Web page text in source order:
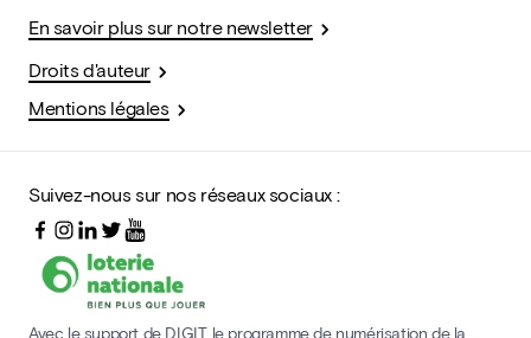
En savoir plus sur notre newsletter
Droits d'auteur
Mentions légales
Suivez-nous sur nos réseaux sociaux :
Avec le support de DIGIT, le programme de numérisation de la